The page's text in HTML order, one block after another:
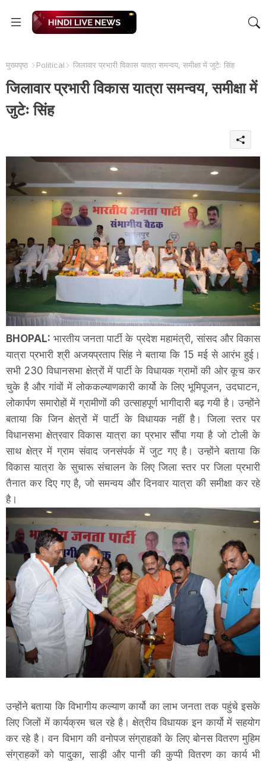
मुख्यपृष्ठ Political जिलावार प्रभारी विकास यात्रा समन्वय, समीक्षा में जुटेः सिंह
जिलावार प्रभारी विकास यात्रा समन्वय, समीक्षा में
जुटेः सिंह
BHOPAL: भारतीय जनता पार्टी के प्रदेश महामंत्री, सांसद और विकास
यात्रा प्रभारी श्री अजयप्रताप सिंह ने बताया कि 15 मई से आरंभ हुई।
सभी 230 विधानसभा क्षेत्रों में पार्टी के विधायक ग्रामों की ओर कूच कर
चुके है और गांवों में लोककल्याणकारी कार्यो के लिए भूमिपूजन, उदघाटन,
लोकार्पण समारोहों में ग्रामीणों की उत्साहपूर्ण भागीदारी बढ़ गयी है। उन्होंने
बताया कि जिन क्षेत्रों में पार्टी के विधायक नहीं है। जिला स्तर पर
विधानसभा क्षेत्रवार विकास यात्रा का प्रभार सौंपा गया है जो टोली के
साथ क्षेत्र में ग्राम संवाद जनसंपर्क में जुट गए है। उन्होंने बताया कि
विकास यात्रा के सुचारू संचालन के लिए जिला स्तर पर जिला प्रभारी
तैनात कर दिए गए है, जो समन्वय और दिनवार यात्रा की समीक्षा कर रहे
है।
उन्होंने बताया कि विभागीय कल्याण कार्यो का लाभ जनता तक पहुंचे इसके
लिए जिलों में कार्यक्रम चल रहे है। क्षेत्रीय विधायक इन कार्यो में सहयोग
कर रहे है। वन विभाग की वनोपज संग्राहकों के लिए बोनस वितरण मुहिम
संग्राहकों को पादुका, साड़ी और पानी की कुप्पी वितरण का कार्य भी